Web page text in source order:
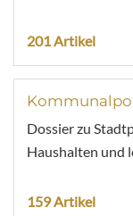
201 Artikel
Dossier zu
Haushalten und
159 Artikel